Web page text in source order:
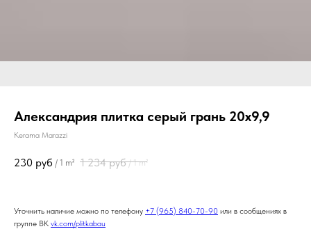
Александрия плитка серый грань 20х9,9
Kerama Marazzi
230 руб / 1 m² 1 234 руб / 1 m²
Уточнить наличие можно по телефону +7 (965) 840-70-90 или в сообщениях в
группе ВК vk.com/plitkabau